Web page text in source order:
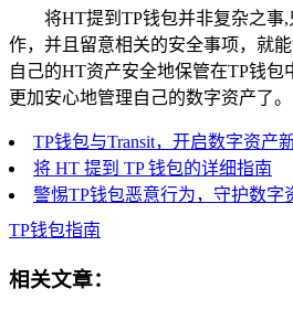
将HT提到TP钱包并非复杂之事
作，并且留意相关的安全事项，就
自己的HT资产安全地保管在TP钱包
更加安心地管理自己的数字资产了。
TP钱包与Transit，开启数字资产
将 HT 提到 TP 钱包的详细指南
警惕TP钱包恶意行为，守护数字
TP钱包指南
相关文章：